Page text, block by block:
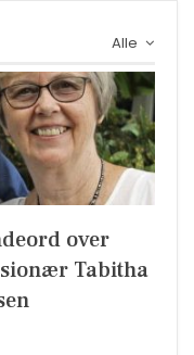
Alle
over
Tabitha